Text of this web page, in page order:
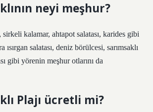
neyi meşhur?
kalamar, ahtapot salatası, karides gibi
ısırgan salatası, deniz börülcesi, sarımsaklı
gibi yörenin meşhur otlarını da
Plajı ücretli mi?